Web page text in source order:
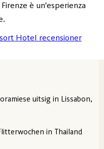
è un'esperienza
Hotel recensioner
uitsig in Lissabon,
in Thailand